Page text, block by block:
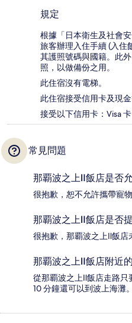
規定
根據「日本衛生及社會
旅客辦理入住手續 (入住
其護照號碼與國籍。此
照，以做備份之用。
此住宿沒有電梯。
此住宿接受信用卡及現金
接受以下信用卡：Visa
常見問題
那覇波之上Ⅱ飯店是否
很抱歉，恕不允許攜帶寵物
那覇波之上Ⅱ飯店是否
很抱歉，那覇波之上Ⅱ飯店
那覇波之上Ⅱ飯店附近
從那覇波之上Ⅱ飯店走路只
10 分鐘還可以到波上海灘。